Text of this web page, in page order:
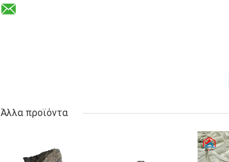
Άλλα προϊόντα